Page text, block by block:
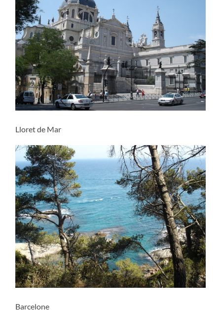
Lloret de Mar
Barcelone